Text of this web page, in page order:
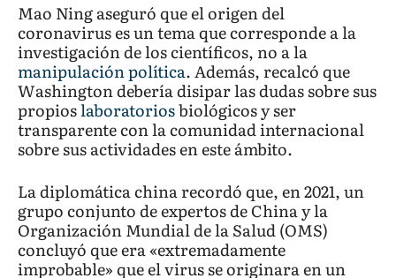
Mao Ning aseguró que el origen del
coronavirus es un tema que corresponde a la
investigación de los científicos, no a la
manipulación política. Además, recalcó que
Washington debería disipar las dudas sobre sus
propioslaboratoriosbiológicos y ser
transparente con la comunidad internacional
sobre sus actividades en este ámbito.
La diplomática china recordó que, en 2021, un
grupo conjunto de expertos de China y la
Organización Mundial de la Salud (OMS)
concluyó que era «extremadamente
improbable» que el virus se originara en un